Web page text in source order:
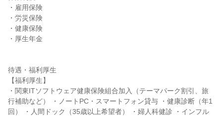
・雇用保険
・労災保険
・健康保険
・厚生年金
待遇・福利厚生
【福利厚生】
・関東ITソフトウェア健康保険組合加入（テーマパーク割引、旅
行補助など） ・ノートPC・スマートフォン貸与 ・健康診断（年1
回） ・人間ドック（35歳以上希望者） ・婦人科健診 ・インフル